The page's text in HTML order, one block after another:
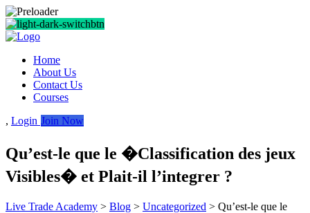
Home
About Us
Contact Us
Courses
, Login Join Now
Qu’est-le que le �Classification des jeux
Visibles� et Plait-il l’integrer ?
Live Trade Academy > Blog > Uncategorized > Qu’est-le que le